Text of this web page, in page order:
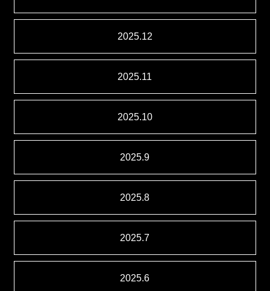
2025.12
2025.11
2025.10
2025.9
2025.8
2025.7
2025.6